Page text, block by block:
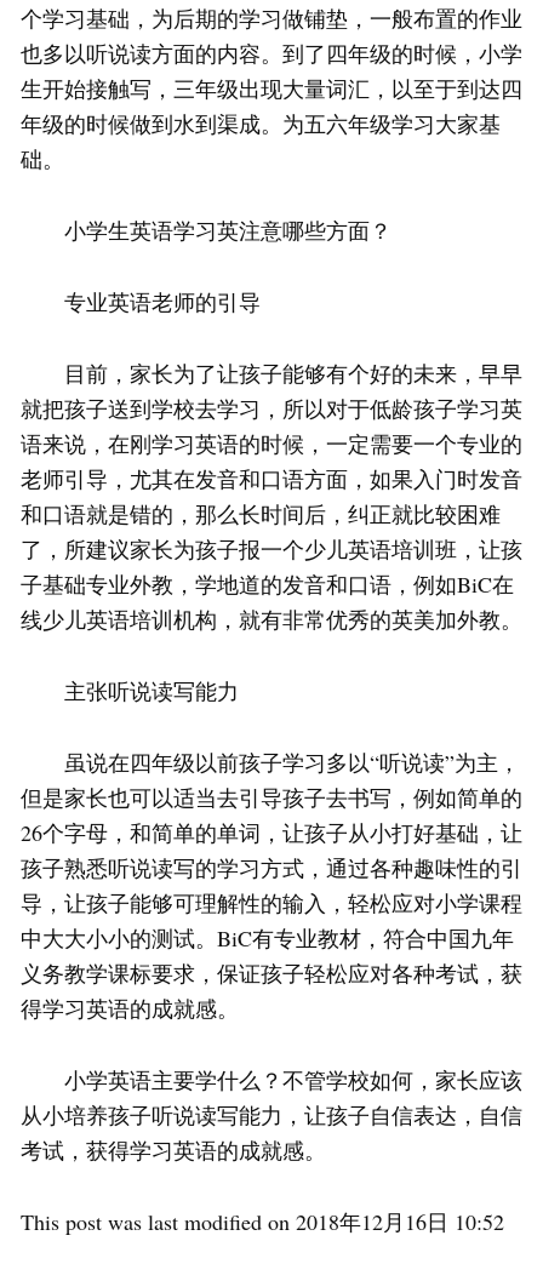
个学习基础，为后期的学习做铺垫，一般布置的作业
也多以听说读方面的内容。到了四年级的时候，小学
生开始接触写，三年级出现大量词汇，以至于到达四
年级的时候做到水到渠成。为五六年级学习大家基
础。
小学生英语学习英注意哪些方面？
专业英语老师的引导
目前，家长为了让孩子能够有个好的未来，早早
就把孩子送到学校去学习，所以对于低龄孩子学习英
语来说，在刚学习英语的时候，一定需要一个专业的
老师引导，尤其在发音和口语方面，如果入门时发音
和口语就是错的，那么长时间后，纠正就比较困难
了，所建议家长为孩子报一个少儿英语培训班，让孩
子基础专业外教，学地道的发音和口语，例如BiC在
线少儿英语培训机构，就有非常优秀的英美加外教。
主张听说读写能力
虽说在四年级以前孩子学习多以“听说读”为主，
但是家长也可以适当去引导孩子去书写，例如简单的
26个字母，和简单的单词，让孩子从小打好基础，让
孩子熟悉听说读写的学习方式，通过各种趣味性的引
导，让孩子能够可理解性的输入，轻松应对小学课程
中大大小小的测试。BiC有专业教材，符合中国九年
义务教学课标要求，保证孩子轻松应对各种考试，获
得学习英语的成就感。
小学英语主要学什么？不管学校如何，家长应该
从小培养孩子听说读写能力，让孩子自信表达，自信
考试，获得学习英语的成就感。
This post was last modified on 2018年12月16日 10:52